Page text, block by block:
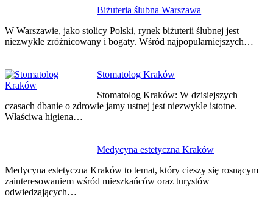
Biżuteria ślubna Warszawa
W Warszawie, jako stolicy Polski, rynek biżuterii ślubnej jest
niezwykle zróżnicowany i bogaty. Wśród najpopularniejszych…
Stomatolog Kraków
Stomatolog Kraków: W dzisiejszych
czasach dbanie o zdrowie jamy ustnej jest niezwykle istotne.
Właściwa higiena…
Medycyna estetyczna Kraków
Medycyna estetyczna Kraków to temat, który cieszy się rosnącym
zainteresowaniem wśród mieszkańców oraz turystów
odwiedzających…